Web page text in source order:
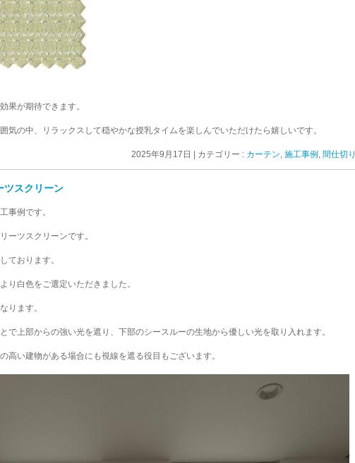
果が期待できます。
気の中、リラックスして穏やかな授乳タイムを楽しんでいただけたら嬉しいです。
2025年9月17日 | カテゴリー : カーテン 施工事例 間仕切り
ツスクリーン
事例です。
ーツスクリーンです。
ております。
り白色をご選定いただきました。
ります。
で上部からの強い光を遮り、下部のシースルーの生地から優しい光を取り入れます。
高い建物がある場合にも視線を遮る役目もございます。